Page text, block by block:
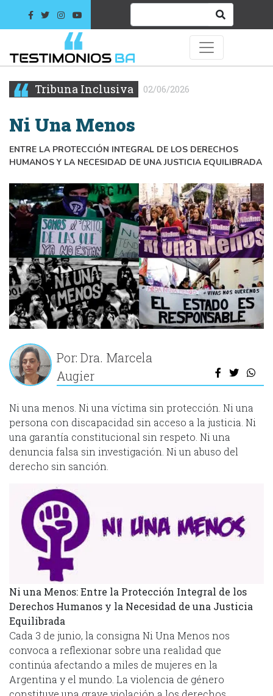
Tribuna Inclusiva 02/06/2026
Ni Una Menos
ENTRE LA PROTECCIÓN INTEGRAL DE LOS DERECHOS
HUMANOS Y LA NECESIDAD DE UNA JUSTICIA EQUILIBRADA
Por: Dra. Marcela
Augier
Ni una menos. Ni una víctima sin protección. Ni una
persona con discapacidad sin acceso a la justicia. Ni
una garantía constitucional sin respeto. Ni una
denuncia falsa sin investigación. Ni un abuso del
derecho sin sanción.
Ni una Menos: Entre la Protección Integral de los
Derechos Humanos y la Necesidad de una Justicia
Equilibrada
Cada 3 de junio, la consigna Ni Una Menos nos
convoca a reflexionar sobre una realidad que
continúa afectando a miles de mujeres en la
Argentina y el mundo. La violencia de género